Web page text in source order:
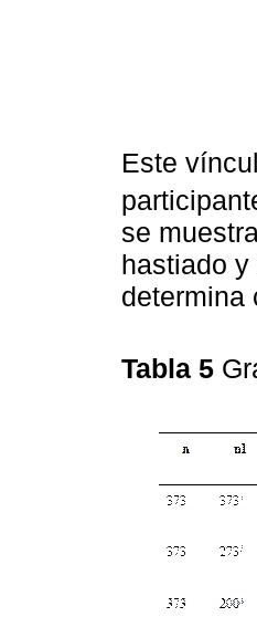
Este
se
hastiado
determina
Tabla 5